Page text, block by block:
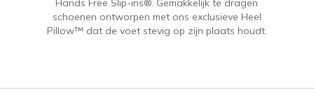
Hands Free Slip-ins®. Gemakkelijk te dragen
schoenen ontworpen met ons exclusieve Heel
Pillow™ dat de voet stevig op zijn plaats houdt.